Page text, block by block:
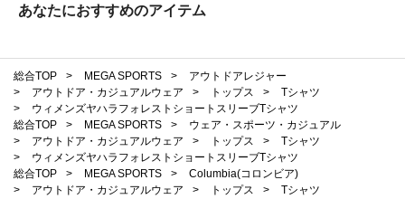
あなたにおすすめのアイテム
総合TOP > MEGA SPORTS >
アウトドアレジャー
>
アウトドア・カジュアルウェア > トップス >
Tシャツ
>
ウィメンズヤハラフォレストショートスリーブTシャツ
総合TOP
> MEGA SPORTS >
ウェア・スポーツ・カジュアル
>
アウトドア・カジュアルウェア > トップス >
Tシャツ
>
ウィメンズヤハラフォレストショートスリーブTシャツ
総合TOP
> MEGA SPORTS >
Columbia(コロンビア)
>
アウトドア・カジュアルウェア > トップス >
Tシャツ